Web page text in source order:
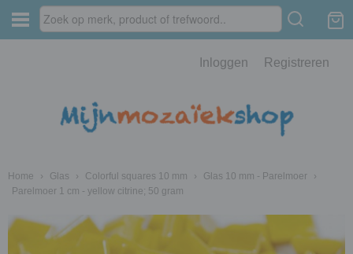
Inloggen Registreren
Home › Glas › Colorful squares 10 mm › Glas 10 mm - Parelmoer
›
Parelmoer 1 cm - yellow citrine; 50 gram